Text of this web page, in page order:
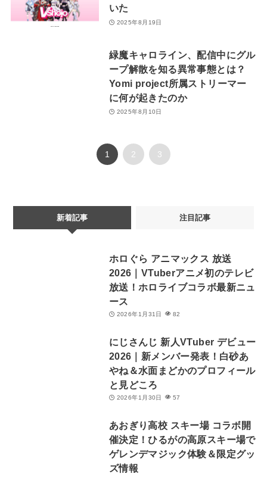
いた
2025年8月19日
緑魔キャロライン、配信中にグル
ープ解散を知る異常事態とは？
Yomi project所属ストリーマー
に何が起きたのか
2025年8月10日
1 2 3
新着記事 注目記事
ホロぐら アニマックス 放送
2026｜VTuberアニメ初のテレビ
放送！ホロライブコラボ最新ニュ
ース
2026年1月31日 82
にじさんじ 新人VTuber デビュー
2026｜新メンバー発表！白砂あ
やね＆水面まどかのプロフィール
と見どころ
2026年1月30日 57
あおぎり高校 スキー場 コラボ開
催決定！ひるがの高原スキー場で
ゲレンデマジック体験＆限定グッ
ズ情報